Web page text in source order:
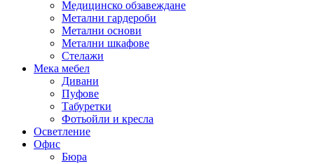
Медицинско обзавеждане
Метални гардероби
Метални основи
Метални шкафове
Стелажи
Мека мебел
Дивани
Пуфове
Табуретки
Фотьойли и кресла
Осветление
Офис
Бюра